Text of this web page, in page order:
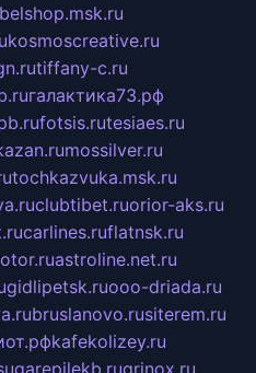
kosmoscreative.ru
tiffany-c.ru
галактика73.рф
fotsis.rutesiaes.ru
mossilver.ru
tochkazvuka.msk.ru
clubtibet.ruorior-aks.ru
carlines.ruflatnsk.ru
astroline.net.ru
gidlipetsk.ruooo-driada.ru
bruslanovo.rusiterem.ru
kafekolizey.ru
grinox.ru